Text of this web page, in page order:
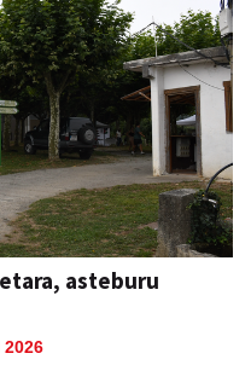
asteburu
2026